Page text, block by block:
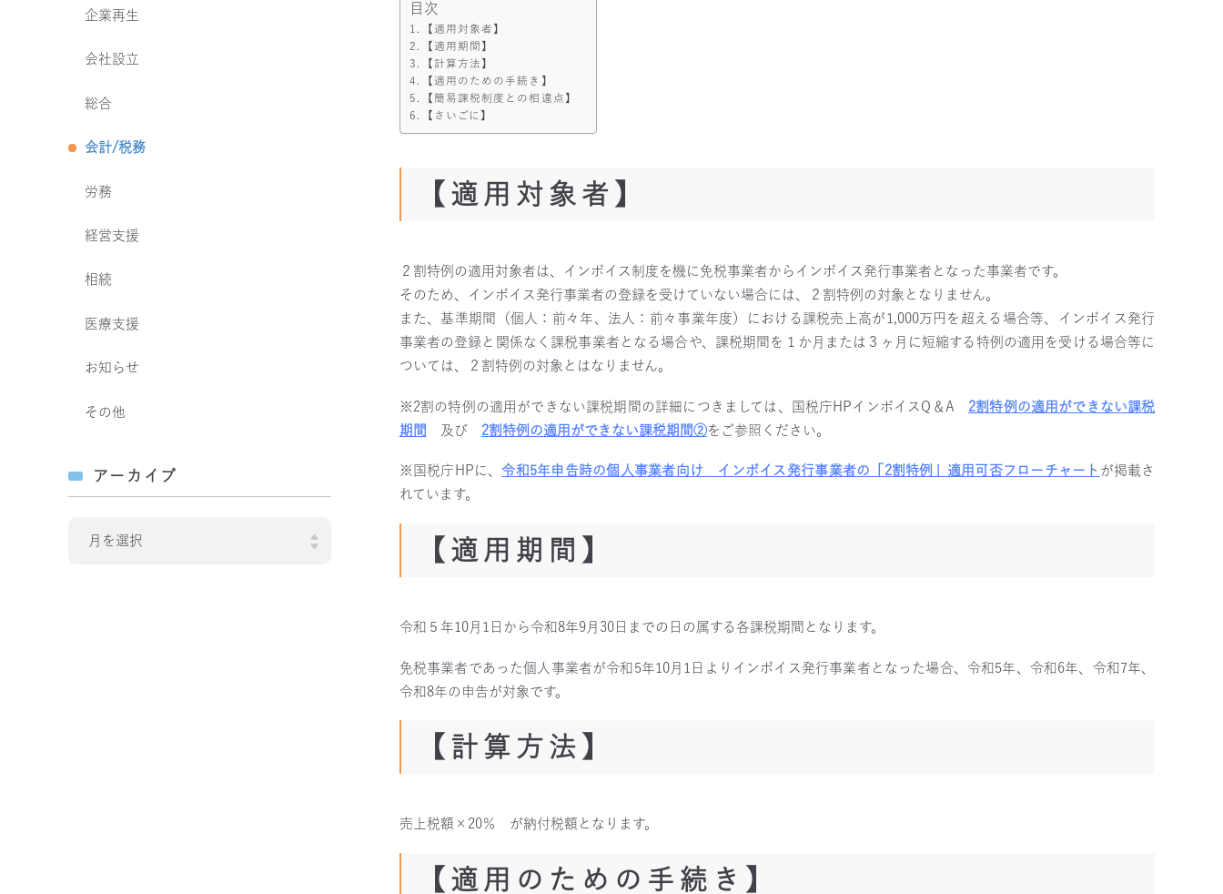
企業再生
会社設立
総合
会計/税務
労務
経営支援
相続
医療支援
お知らせ
その他
アーカイブ
目次
【適用対象者】
【適用期間】
【計算方法】
【適用のための手続き】
【簡易課税制度との相違点】
【さいごに】
【適用対象者】
２割特例の適用対象者は、インボイス制度を機に免税事業者からインボイス発行事業者となった事業者です。
そのため、インボイス発行事業者の登録を受けていない場合には、２割特例の対象となりません。
また、基準期間（個人：前々年、法人：前々事業年度）における課税売上高が1,000万円を超える場合等、インボイス発行
事業者の登録と関係なく課税事業者となる場合や、課税期間を１か月または３ヶ月に短縮する特例の適用を受ける場合等に
ついては、２割特例の対象とはなりません。
※2割の特例の適用ができない課税期間の詳細につきましては、国税庁HPインボイスQ＆A 2割特例の適用ができない課税
期間
及び 2割特例の適用ができない課税期間②をご参照ください。
※国税庁HPに、令和5年申告時の個人事業者向け インボイス発行事業者の「2割特例」適用可否フローチャート が掲載さ
れています。
【適用期間】
令和５年10月1日から令和8年9月30日までの日の属する各課税期間となります。
免税事業者であった個人事業者が令和5年10月1日よりインボイス発行事業者となった場合、令和5年、令和6年、令和7年、
令和8年の申告が対象です。
【計算方法】
売上税額×20％ が納付税額となります。
【適用のための手続き】